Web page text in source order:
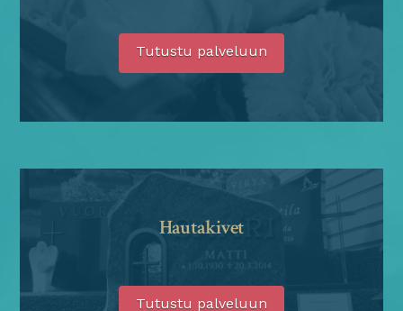
Tutustu palveluun
Hautakivet
Tutustu palveluun